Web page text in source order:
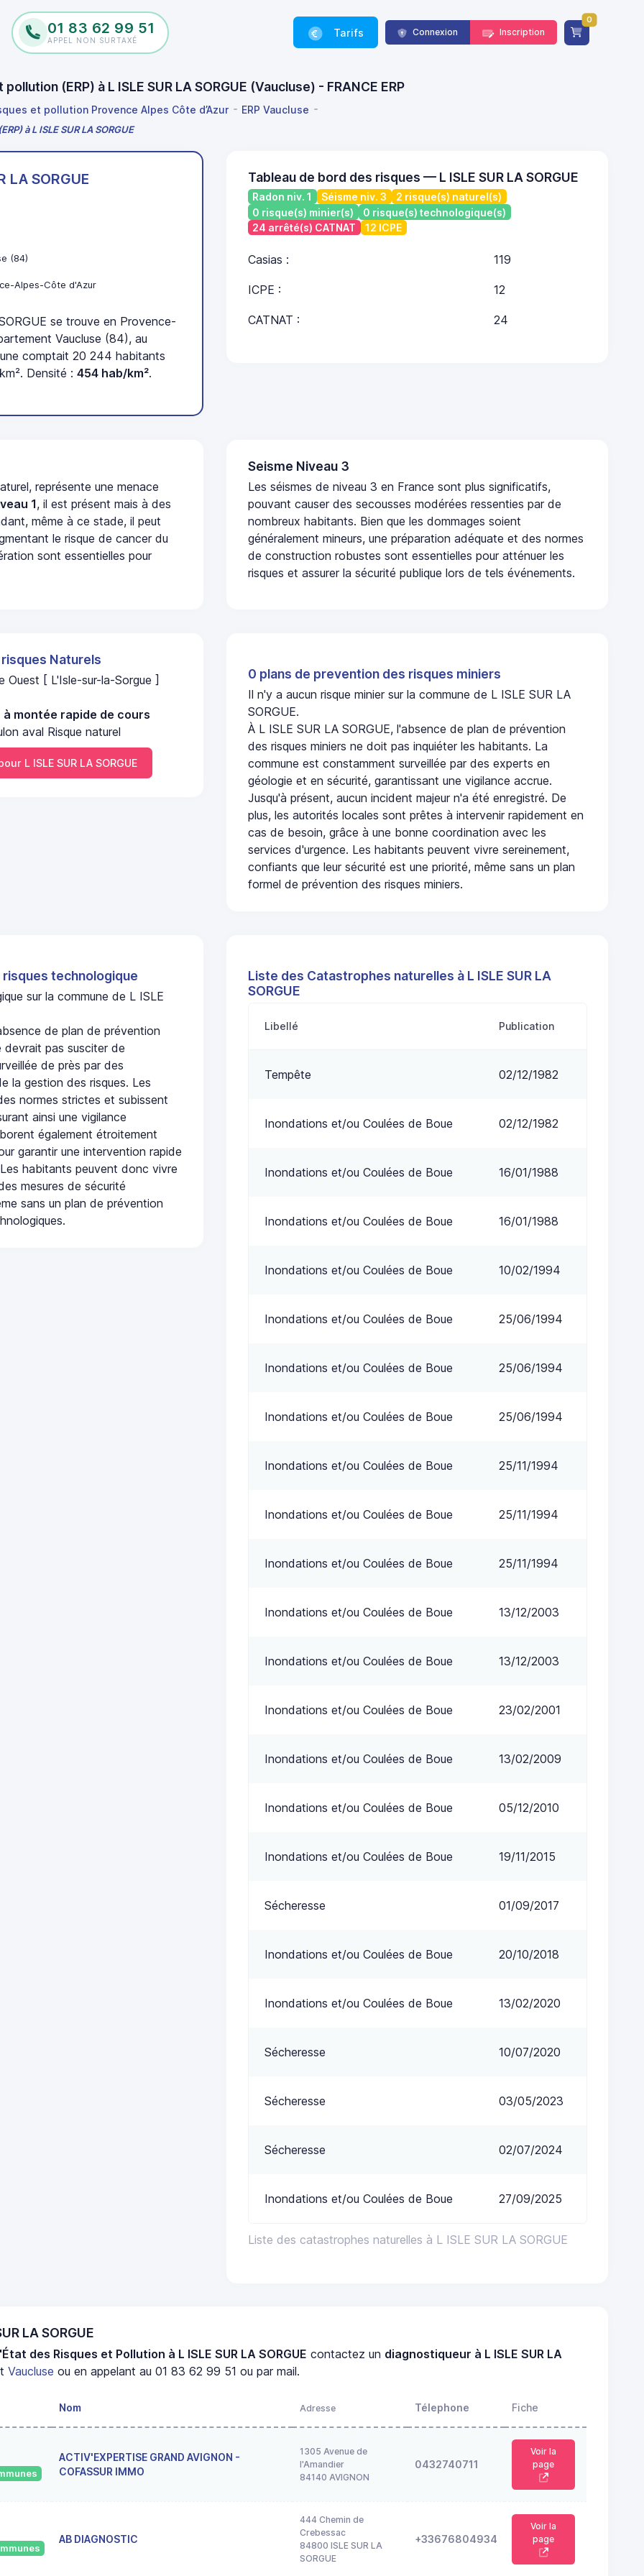
01 83 62 99 51
APPEL NON SURTAXÉ
Tarifs Connexion Inscription
0
(ERP) à L ISLE SUR LA SORGUE (Vaucluse) - FRANCE ERP
et pollution Provence Alpes Côte d’Azur ERP Vaucluse
à L ISLE SUR LA SORGUE
LA SORGUE
(84)
Alpes-Côte d'Azur
se trouve en Provence-
Vaucluse (84), au
comptait 20 244 habitants
Densité :454 hab/km².
Tableau de bord des risques — L ISLE SUR LA SORGUE
Radon niv. 1 Séisme niv. 3
2 risque(s) naturel(s)
0 risque(s) minier(s)
0 risque(s) technologique(s)
24 arrêté(s) CATNAT
12 ICPE
Casias : 119
ICPE : 12
CATNAT : 24
représente une menace
1, il est présent mais à des
même à ce stade, il peut
le risque de cancer du
sont essentielles pour
Seisme Niveau 3
Les séismes de niveau 3 en France sont plus significatifs,
pouvant causer des secousses modérées ressenties par de
nombreux habitants. Bien que les dommages soient
généralement mineurs, une préparation adéquate et des normes
de construction robustes sont essentielles pour atténuer les
risques et assurer la sécurité publique lors de tels événements.
Naturels
[ L'Isle-sur-la-Sorgue ]
montée rapide de cours
aval Risque naturel
L ISLE SUR LA SORGUE
0 plans de prevention des risques miniers
Il n'y a aucun risque minier sur la commune de L ISLE SUR LA
SORGUE.
À L ISLE SUR LA SORGUE, l'absence de plan de prévention
des risques miniers ne doit pas inquiéter les habitants. La
commune est constamment surveillée par des experts en
géologie et en sécurité, garantissant une vigilance accrue.
Jusqu'à présent, aucun incident majeur n'a été enregistré. De
plus, les autorités locales sont prêtes à intervenir rapidement en
cas de besoin, grâce à une bonne coordination avec les
services d'urgence. Les habitants peuvent vivre sereinement,
confiants que leur sécurité est une priorité, même sans un plan
formel de prévention des risques miniers.
technologique
sur la commune de L ISLE
de plan de prévention
devrait pas susciter de
de près par des
la gestion des risques. Les
normes strictes et subissent
ainsi une vigilance
également étroitement
garantir une intervention rapide
habitants peuvent donc vivre
mesures de sécurité
sans un plan de prévention
Liste des Catastrophes naturelles à L ISLE SUR LA
SORGUE
Liste des catastrophes naturelles à L ISLE SUR LA SORGUE
Libellé Publication
Tempête 02/12/1982
Inondations et/ou Coulées de Boue 02/12/1982
Inondations et/ou Coulées de Boue 16/01/1988
Inondations et/ou Coulées de Boue 16/01/1988
Inondations et/ou Coulées de Boue 10/02/1994
Inondations et/ou Coulées de Boue 25/06/1994
Inondations et/ou Coulées de Boue 25/06/1994
Inondations et/ou Coulées de Boue 25/06/1994
Inondations et/ou Coulées de Boue 25/11/1994
Inondations et/ou Coulées de Boue 25/11/1994
Inondations et/ou Coulées de Boue 25/11/1994
Inondations et/ou Coulées de Boue 13/12/2003
Inondations et/ou Coulées de Boue 13/12/2003
Inondations et/ou Coulées de Boue 23/02/2001
Inondations et/ou Coulées de Boue 13/02/2009
Inondations et/ou Coulées de Boue 05/12/2010
Inondations et/ou Coulées de Boue 19/11/2015
Sécheresse 01/09/2017
Inondations et/ou Coulées de Boue 20/10/2018
Inondations et/ou Coulées de Boue 13/02/2020
Sécheresse 10/07/2020
Sécheresse 03/05/2023
Sécheresse 02/07/2024
Inondations et/ou Coulées de Boue 27/09/2025
LA SORGUE
des Risques et Pollution à L ISLE SUR LA SORGUE contactez un diagnostiqueur à L ISLE SUR LA
Vaucluse ou en appelant au 01 83 62 99 51 ou par mail.
Nom Adresse Télephone Fiche
ACTIV'EXPERTISE GRAND AVIGNON -
COFASSUR IMMO
1305 Avenue de
l'Amandier
84140 AVIGNON
0432740711
Voir la
page
AB DIAGNOSTIC
444 Chemin de
Crebessac
84800 ISLE SUR LA
SORGUE
+33676804934
Voir la
page